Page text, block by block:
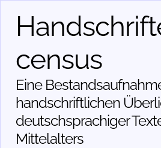
census
Eine
handschriftlichen
deutschsprachiger
Mittelalters